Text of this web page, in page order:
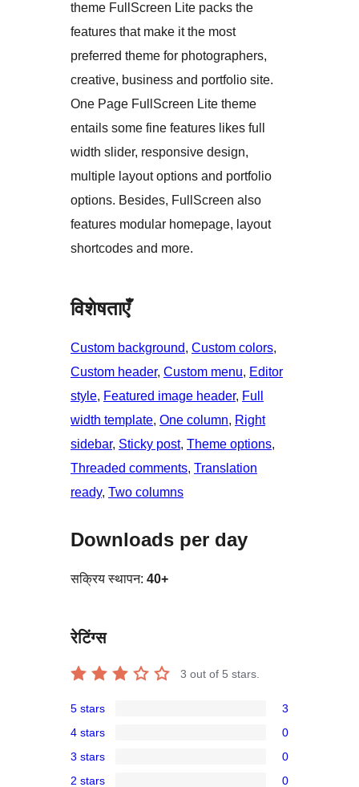
theme FullScreen Lite packs the
features that make it the most
preferred theme for photographers,
creative, business and portfolio site.
One Page FullScreen Lite theme
entails some fine features likes full
width slider, responsive design,
multiple layout options and portfolio
options. Besides, FullScreen also
features modular homepage, layout
shortcodes and more.
विशेषताएँ
Custom background, Custom colors
Custom header, Custom menu, Editor
style, Featured image header, Full
width template, One column, Right
sidebar, Sticky post, Theme options
Threaded comments, Translation
ready, Two columns
Downloads per day
सक्रिय स्थापन: 40+
रेटिंग्स
3 out of 5 stars.
5-
star
reviews
5 stars 3
4-
star
4 stars 0
3 stars 0
2 stars 0